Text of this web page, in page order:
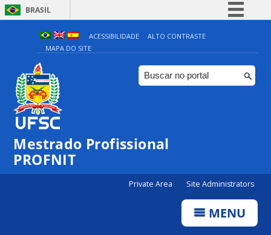
BRASIL
Simplifique!
Comunica BR
Participe
ACESSIBILIDADE
ALTO CONTRASTE
MAPA DO SITE
Mestrado Profissional
PROFNIT
Private Area Site Administrators
MENU